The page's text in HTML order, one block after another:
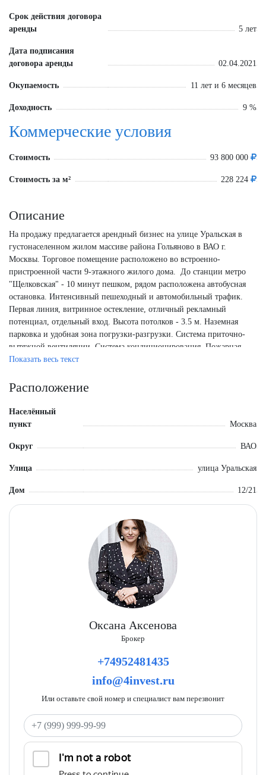
Срок действия договора
аренды
5 лет
Дата подписания
договора аренды
02.04.2021
Окупаемость 11 лет и 6 месяцев
Доходность 9 %
Коммерческие условия
Стоимость 93 800 000
Стоимость за м² 228 224
Описание
На продажу предлагается арендный бизнес на улице Уральская в
густонаселенном жилом массиве района Гольяново в ВАО г.
Москвы. Торговое помещение расположено во встроенно-
пристроенной части 9-этажного жилого дома. До станции метро
"Щелковская" - 10 минут пешком, рядом расположена автобусная
остановка. Интенсивный пешеходный и автомобильный трафик.
Первая линия, витринное остекление, отличный рекламный
потенциал, отдельный вход. Высота потолков - 3.5 м. Наземная
парковка и удобная зона погрузки-разгрузки. Система приточно-
вытяжной вентиляции. Система кондиционирования. Пожарная
сигнализация. Площадь на первом этаже - 360 кв.м., подвал - 51
Алкомаркет "Бристоль", аптека "Апрель", ветклиника "БиоВет".
Свободная площадь в подвале 51 кв.м.
Показать весь текст
Расположение
Населённый
пункт
Москва
Округ ВАО
Улица улица Уральская
Дом 12/21
Оксана Аксенова
Брокер
+74952481435
info@4invest.ru
Или оставьте свой номер и специалист вам перезвонит